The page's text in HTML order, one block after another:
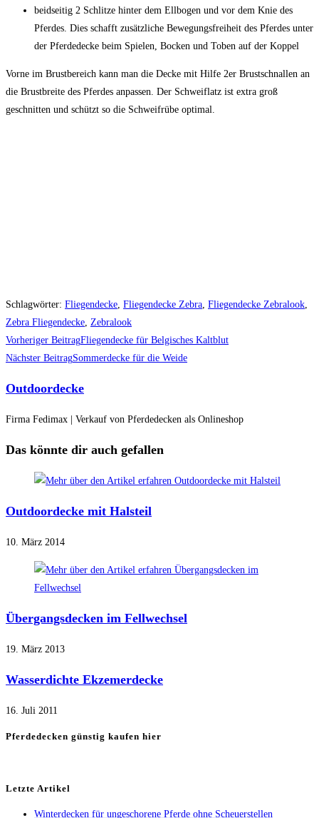
beidseitig 2 Schlitze hinter dem Ellbogen und vor dem Knie des
Pferdes. Dies schafft zusätzliche Bewegungsfreiheit des Pferdes unter
der Pferdedecke beim Spielen, Bocken und Toben auf der Koppel
Vorne im Brustbereich kann man die Decke mit Hilfe 2er Brustschnallen an
die Brustbreite des Pferdes anpassen. Der Schweiflatz ist extra groß
geschnitten und schützt so die Schweifrübe optimal.
Schlagwörter: Fliegendecke, Fliegendecke Zebra, Fliegendecke Zebralook,
Zebra Fliegendecke, Zebralook
Weitere
Artikel
ansehen
Vorheriger BeitragFliegendecke für Belgisches Kaltblut
Nächster BeitragSommerdecke für die Weide
Outdoordecke
Firma Fedimax | Verkauf von Pferdedecken als Onlineshop
Das könnte dir auch gefallen
Outdoordecke mit Halsteil
10. März 2014
Übergangsdecken im Fellwechsel
19. März 2013
Wasserdichte Ekzemerdecke
16. Juli 2011
Pferdedecken günstig kaufen hier
Letzte Artikel
Winterdecken für ungeschorene Pferde ohne Scheuerstellen